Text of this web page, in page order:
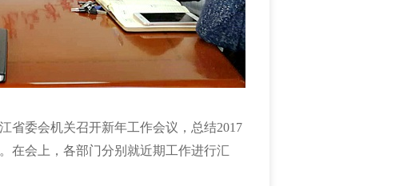
省委会机关召开新年工作会议，总结2017
在会上，各部门分别就近期工作进行汇